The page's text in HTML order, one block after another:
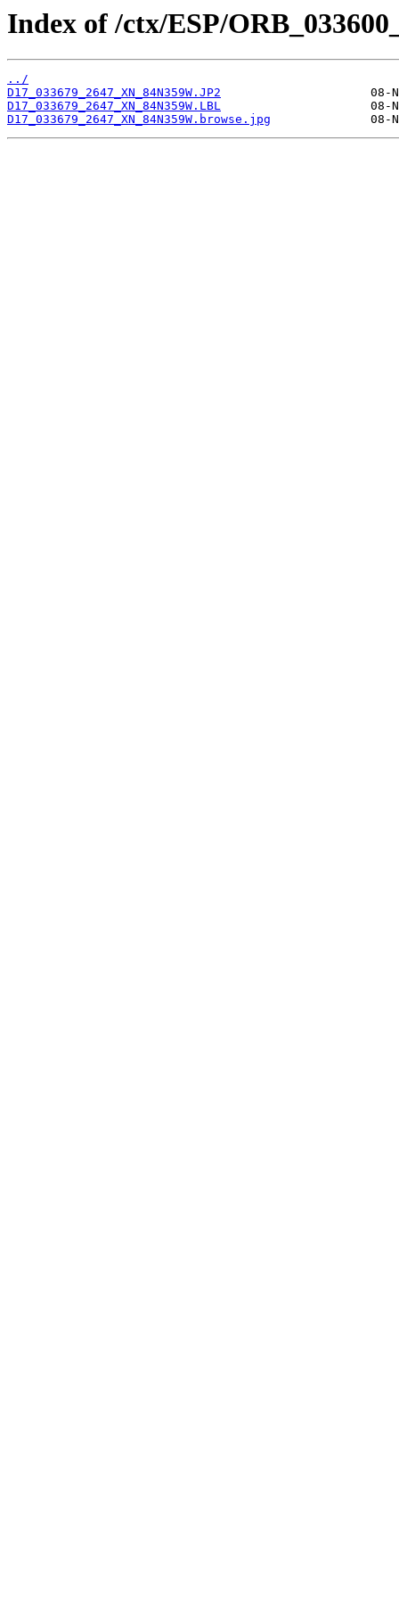
Index of /ctx/ESP/
../
D17_033679_2647_XN_84N359W.JP2
D17_033679_2647_XN_84N359W.LBL
D17_033679_2647_XN_84N359W.browse.jpg